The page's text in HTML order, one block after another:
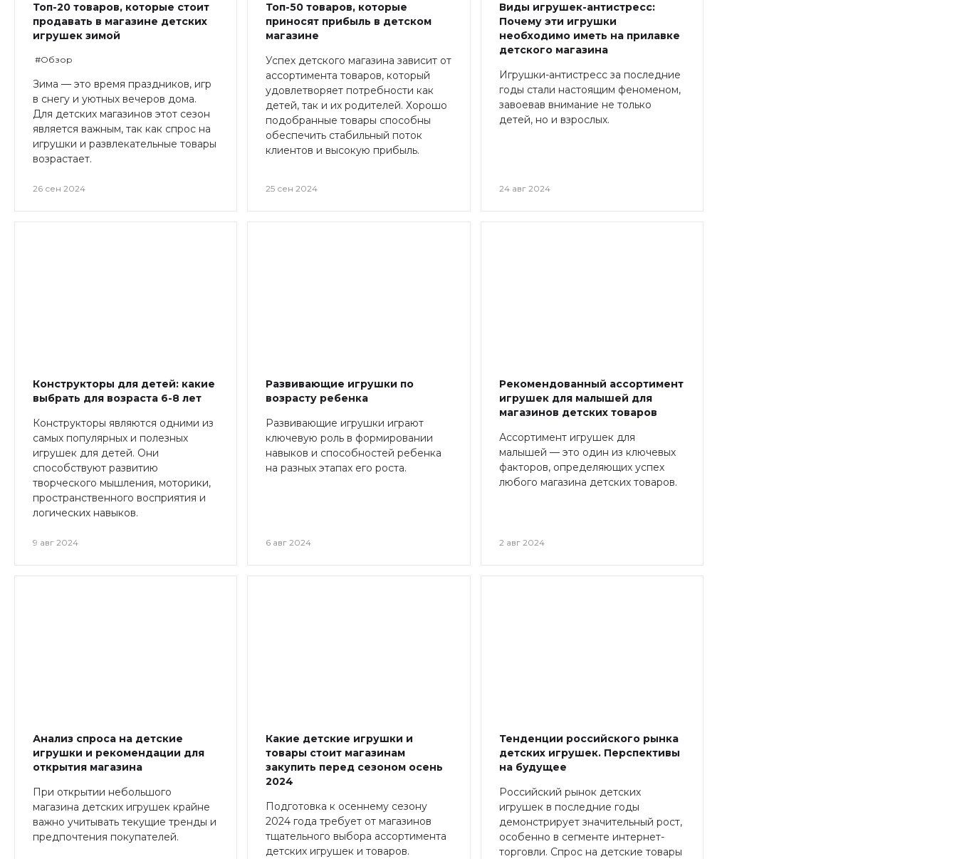
Топ-20 товаров, которые стоит
продавать в магазине детских
игрушек зимой
#Обзор
Зима — это время праздников, игр
в снегу и уютных вечеров дома.
Для детских магазинов этот сезон
является важным, так как спрос на
игрушки и развлекательные товары
возрастает.
26 сен 2024
Топ-50 товаров, которые
приносят прибыль в детском
магазине
Успех детского магазина зависит от
ассортимента товаров, который
удовлетворяет потребности как
детей, так и их родителей. Хорошо
подобранные товары способны
обеспечить стабильный поток
клиентов и высокую прибыль.
25 сен 2024
Виды игрушек-антистресс:
Почему эти игрушки
необходимо иметь на прилавке
детского магазина
Игрушки-антистресс за последние
годы стали настоящим феноменом,
завоевав внимание не только
детей, но и взрослых.
24 авг 2024
Конструкторы для детей: какие
выбрать для возраста 6-8 лет
Конструкторы являются одними из
самых популярных и полезных
игрушек для детей. Они
способствуют развитию
творческого мышления, моторики,
пространственного восприятия и
логических навыков.
9 авг 2024
Развивающие игрушки по
возрасту ребенка
Развивающие игрушки играют
ключевую роль в формировании
навыков и способностей ребенка
на разных этапах его роста.
6 авг 2024
Рекомендованный ассортимент
игрушек для малышей для
магазинов детских товаров
Ассортимент игрушек для
малышей — это один из ключевых
факторов, определяющих успех
любого магазина детских товаров.
2 авг 2024
Анализ спроса на детские
игрушки и рекомендации для
открытия магазина
При открытии небольшого
магазина детских игрушек крайне
важно учитывать текущие тренды и
предпочтения покупателей.
Какие детские игрушки и
товары стоит магазинам
закупить перед сезоном осень
2024
Подготовка к осеннему сезону
2024 года требует от магазинов
тщательного выбора ассортимента
детских игрушек и товаров.
Тенденции российского рынка
детских игрушек. Перспективы
на будущее
Российский рынок детских
игрушек в последние годы
демонстрирует значительный рост,
особенно в сегменте интернет-
торговли. Спрос на детские товары